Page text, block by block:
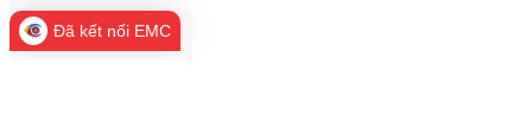
Đã kết nối EMC